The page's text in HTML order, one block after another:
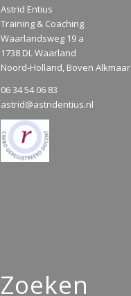
Astrid Entius
Training & Coaching
Waarlandsweg 19 a
1738 DL Waarland
Noord-Holland, Boven Alkmaar
06 34 54 06 83
astrid@astridentius.nl
Zoeken